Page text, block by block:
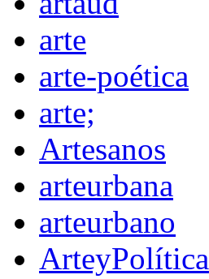
arte
arte-poética
arte;
Artesanos
arteurbana
arteurbano
ArteyPolítica